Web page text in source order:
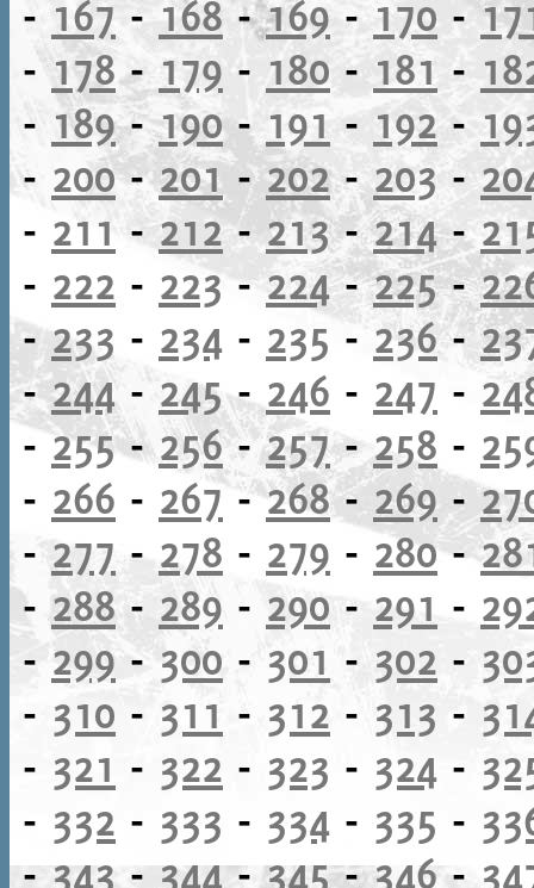
- 167- 168 -169- 170 -
-178- 179 - 180 - 181 -
- 189-190- 191- 192 -
- 200-201-202- 203-
- 211 -212- 213-214-
- 222 - 223-224-225-
-233 - 234 - 235 - 236-
-244 - 245- 246 - 247 -
-255-256-257-258 -
- 266 - 267-268-269 -
-277 - 278 - 279 - 280-
-288-289 - 290- 291 -
-299-300 - 301 - 302 -
- 310 - 311 - 312 - 313 -
- 321 - 322 - 323 - 324 -
- 332 - 333 - 334 - 335 -
-343-344-345-346-